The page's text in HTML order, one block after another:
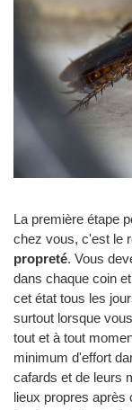
La première étape
chez vous, c'est le
propreté. Vous
dans chaque coin
cet état tous les
surtout lorsque
tout et à tout
minimum d'effort
cafards et de leurs
lieux propres après